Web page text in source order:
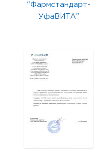
"Фармстандарт-
УфаВИТА"